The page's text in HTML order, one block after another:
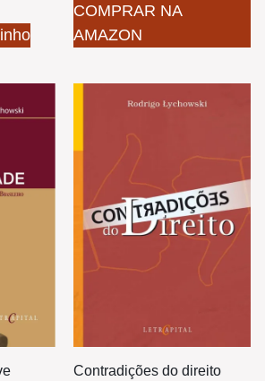
COMPRAR NA
AMAZON
Contradições do direito